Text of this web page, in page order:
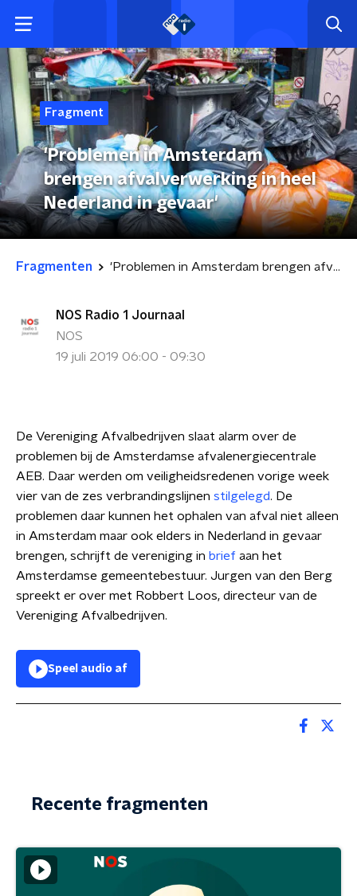
Fragment
'Problemen in Amsterdam
brengen afvalverwerking in heel
Nederland in gevaar'
Fragmenten 'Problemen in Amsterdam brengen afvalverwerking in heel Nederland in gevaar'
NOS Radio 1 Journaal
NOS
19 juli 2019 06:00 - 09:30
De Vereniging Afvalbedrijven slaat alarm over de
problemen bij de Amsterdamse afvalenergiecentrale
AEB. Daar werden om veiligheidsredenen vorige week
vier van de zes verbrandingslijnen stilgelegd. De
problemen daar kunnen het ophalen van afval niet alleen
in Amsterdam maar ook elders in Nederland in gevaar
brengen, schrijft de vereniging in brief aan het
Amsterdamse gemeentebestuur. Jurgen van den Berg
spreekt er over met Robbert Loos, directeur van de
Vereniging Afvalbedrijven.
Speel audio af
Recente fragmenten